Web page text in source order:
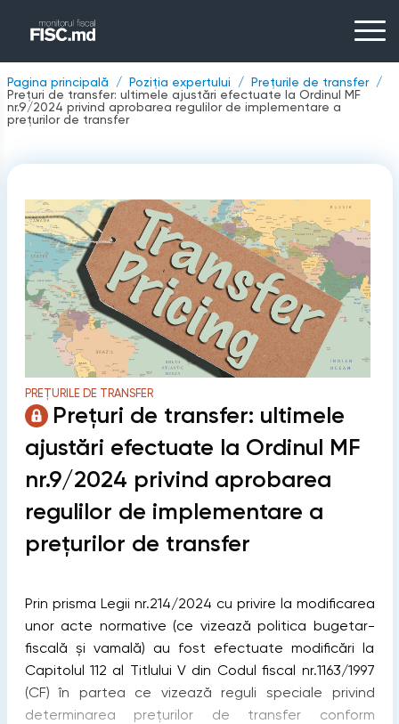
Pagina principală Poziția expertului
Prețurile de transfer
Prețuri de transfer: ultimele ajustări efectuate la Ordinul MF
nr.9/2024 privind aprobarea regulilor de implementare a
preţurilor de transfer
PREȚURILE DE TRANSFER
Prețuri de transfer: ultimele
ajustări efectuate la Ordinul MF
nr.9/2024 privind aprobarea
regulilor de implementare a
preţurilor de transfer
Prin prisma Legii nr.214/2024 cu privire la modificarea
unor acte normative (ce vizează politica bugetar-
fiscală și vamală) au fost efectuate modificări la
Capitolul 112 al Titlului V din Codul fiscal nr.1163/1997
(CF) în partea ce vizează reguli speciale privind
determinarea prețurilor de transfer conform